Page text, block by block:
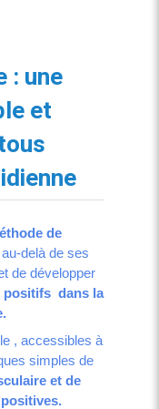
: une
et
de
delà de ses
de développer
dans la
, accessibles à
simples de
et de